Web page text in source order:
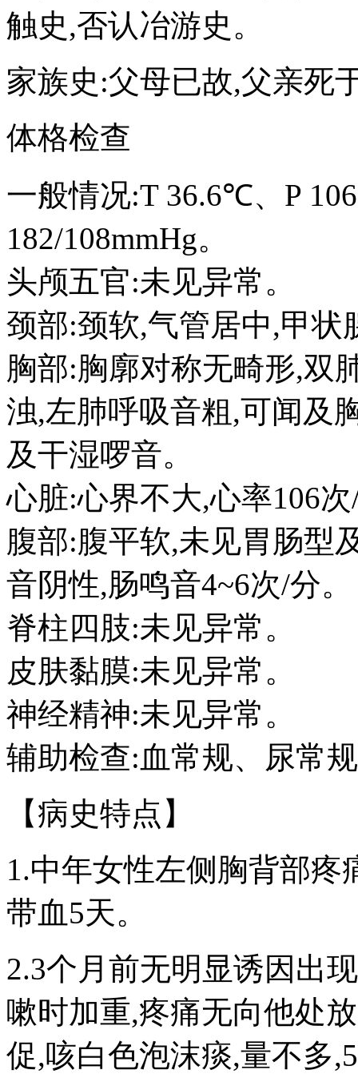
触史,否认冶游史。
家族史:父母已故,父亲死
体格检查
一般情况:T 36.6℃、P
182/108mmHg。
头颅五官:未见异常。
颈部:颈软,气管居中,甲状
胸部:胸廓对称无畸形,双
浊,左肺呼吸音粗,可闻及
及干湿啰音。
心脏:心界不大,心率106
腹部:腹平软,未见胃肠型
音阴性,肠鸣音4~6次/分。
脊柱四肢:未见异常。
皮肤黏膜:未见异常。
神经精神:未见异常。
辅助检查:血常规、尿常
【病史特点】
1.中年女性左侧胸背部疼
带血5天。
2.3个月前无明显诱因出
嗽时加重,疼痛无向他处
促,咳白色泡沫痰,量不多